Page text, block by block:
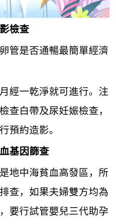
檢查
管是否通暢最簡單經濟
經一乾淨就可進行。注
查白帶及尿妊娠檢查，
預約造影。
基因篩查
地中海貧血高發區，所
查，如果夫婦雙方均為
要行試管嬰兒三代助孕